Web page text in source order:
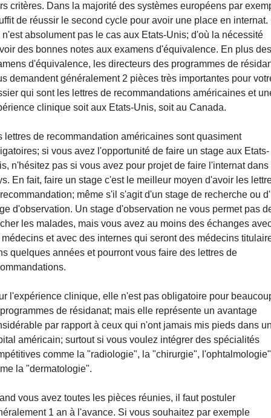
critères. Dans la majorité des systèmes européens par
de réussir le second cycle pour avoir une place en internat.
n'est absolument pas le cas aux Etats-Unis; d'où la nécessité
des bonnes notes aux examens d'équivalence. En plus des
d'équivalence, les directeurs des programmes de
demandent généralement 2 pièces très importantes pour
qui sont les lettres de recommandations américaines et
clinique soit aux Etats-Unis, soit au Canada.
lettres de recommandation américaines sont quasiment
si vous avez l'opportunité de faire un stage aux Etats-
n'hésitez pas si vous avez pour projet de faire l'internat dans
En fait, faire un stage c'est le meilleur moyen d'avoir les
même s'il s'agit d'un stage de recherche ou
d'observation. Un stage d'observation ne vous permet pas
les malades, mais vous avez au moins des échanges
et avec des internes qui seront des médecins
quelques années et pourront vous faire des lettres de
l'expérience clinique, elle n'est pas obligatoire pour
de résidanat; mais elle représente un avantage
par rapport à ceux qui n'ont jamais mis pieds dans
américain; surtout si vous voulez intégrer des spécialités
comme la "radiologie", la "chirurgie",
la "dermatologie".
vous avez toutes les pièces réunies, il faut postuler
1 an à l'avance. Si vous souhaitez par exemple